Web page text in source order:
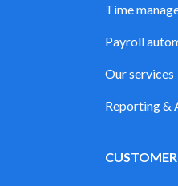
Time
Payroll
Our services
Reporting &